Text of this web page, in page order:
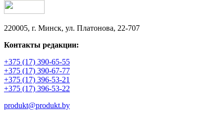
220005, г. Минск, ул. Платонова, 22-707
Контакты редакции:
+375 (17) 390-65-55
+375 (17) 390-67-77
+375 (17) 396-53-21
+375 (17) 396-53-22
produkt@produkt.by